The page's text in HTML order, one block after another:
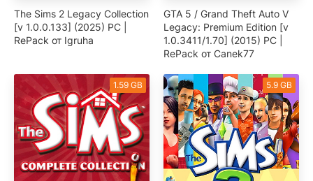
The Sims 2 Legacy Collection
[v 1.0.0.133] (2025) PC |
RePack от Igruha
GTA 5 / Grand Theft Auto V
Legacy: Premium Edition [v
1.0.3411/1.70] (2015) PC |
RePack от Canek77
1.59 GB 5.9 GB